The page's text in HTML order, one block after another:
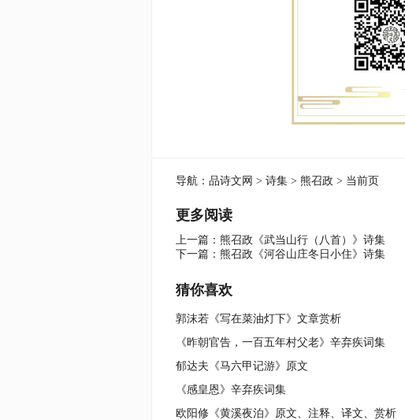
导航： 品诗文网 > 诗集 > 熊召政 > 当前页
更多阅读
上一篇： 熊召政《武当山行（八首）》诗集
下一篇： 熊召政《河谷山庄冬日小住》诗集
猜你喜欢
郭沫若《写在菜油灯下》文章赏析
《昨朝官告，一百五年村父老》辛弃疾词集
郁达夫《马六甲记游》原文
《感皇恩》辛弃疾词集
欧阳修《黄溪夜泊》原文、注释、译文、赏析